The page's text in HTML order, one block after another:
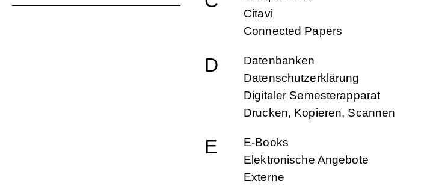
Citavi
Connected Papers
D
Datenbanken
Datenschutzerklärung
Digitaler Semesterapparat
Drucken, Kopieren, Scannen
E
E-Books
Elektronische Angebote
Externe